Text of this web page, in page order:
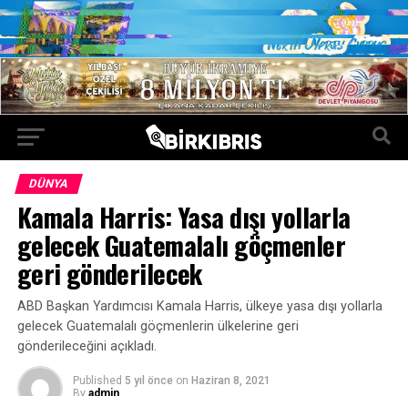
DÜNYA
Kamala Harris: Yasa dışı yollarla
gelecek Guatemalalı göçmenler
geri gönderilecek
ABD Başkan Yardımcısı Kamala Harris, ülkeye yasa dışı yollarla
gelecek Guatemalalı göçmenlerin ülkelerine geri
gönderileceğini açıkladı.
Published 5 yıl önce on Haziran 8, 2021
By admin